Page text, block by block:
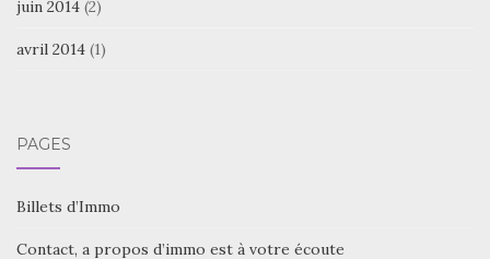
juin 2014 (2)
avril 2014 (1)
PAGES
Billets d’Immo
Contact, a propos d’immo est à votre écoute